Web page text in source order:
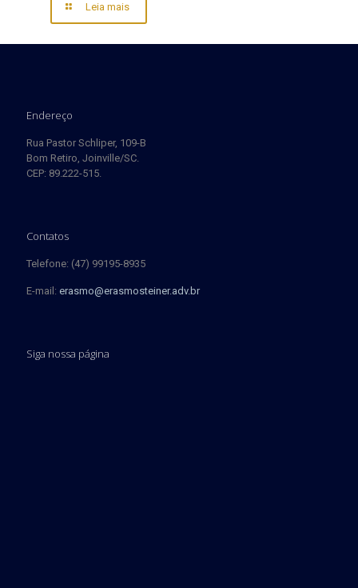
Leia mais
Endereço
Rua Pastor Schliper, 109-B
Bom Retiro, Joinville/SC.
CEP: 89.222-515.
Contatos
Telefone: (47) 99195-8935
E-mail: erasmo@erasmosteiner.adv.br
Siga nossa página